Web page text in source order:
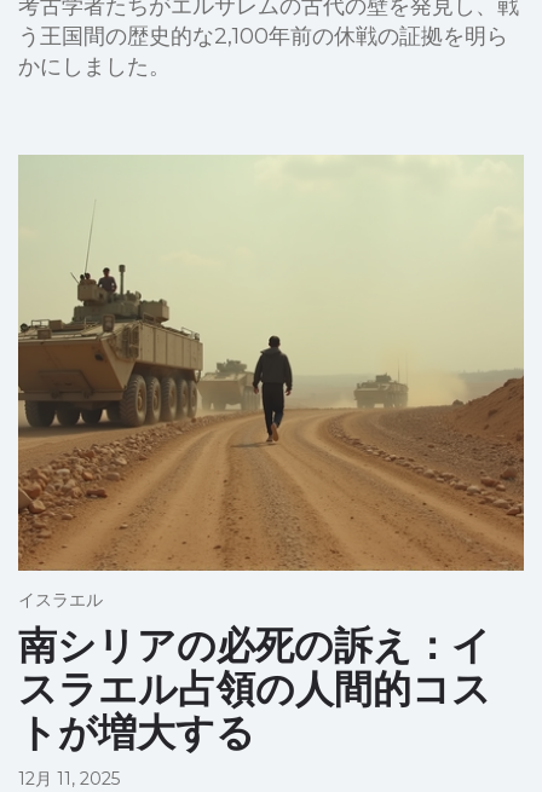
考古学者たちがエルサレムの古代の壁を発見し、戦
う王国間の歴史的な2,100年前の休戦の証拠を明ら
かにしました。
イスラエル
南シリアの必死の訴え：イ
スラエル占領の人間的コス
トが増大する
12月 11, 2025